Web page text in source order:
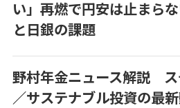
い」再燃で円安は止まら
と日銀の課題
野村年金ニュース解説 ス
／サステナブル投資の最